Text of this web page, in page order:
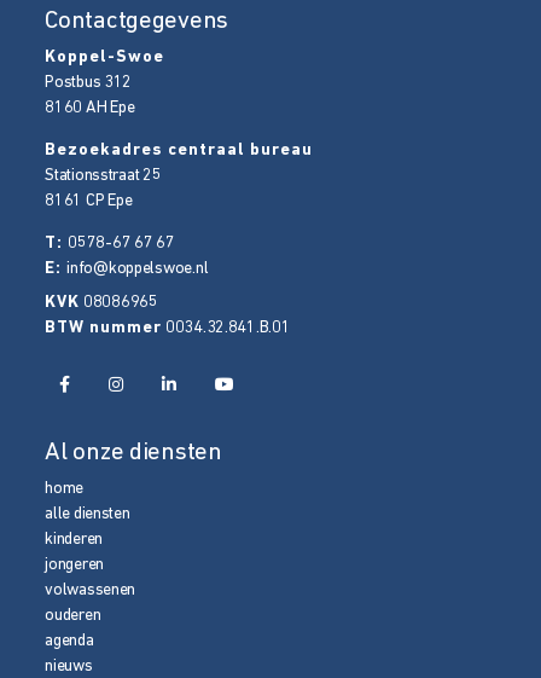
Contactgegevens
Koppel-Swoe
Postbus 312
8160 AH Epe
Bezoekadres centraal bureau
Stationsstraat 25
8161 CP Epe
T: 0578-67 67 67
E:info@koppelswoe.nl
KVK 08086965
BTW nummer 0034.32.841.B.01
Al onze diensten
home
alle diensten
kinderen
jongeren
volwassenen
ouderen
agenda
nieuws